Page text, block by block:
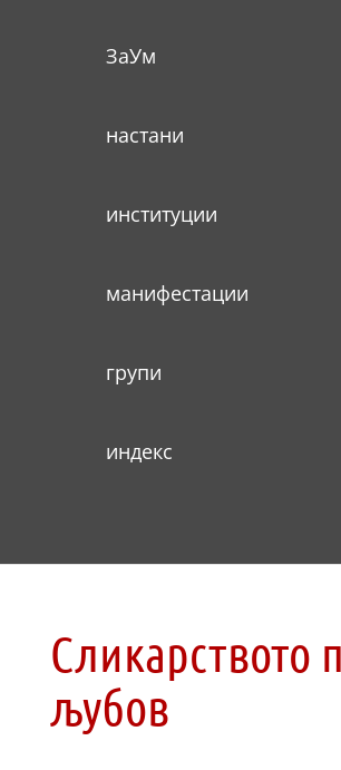
ЗаУм
настани
институции
манифестации
групи
индекс
Сликарството
љубов